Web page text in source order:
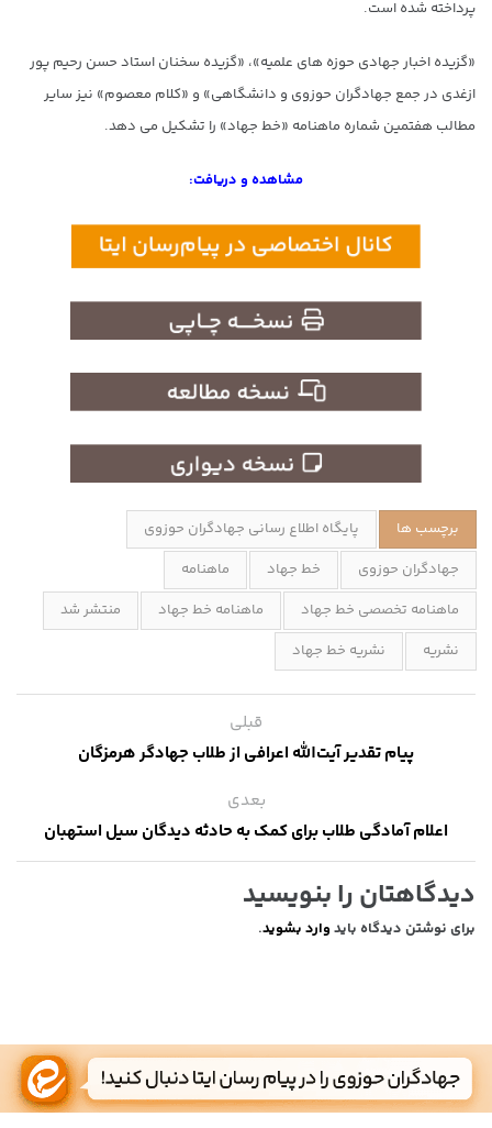
پرداخته شده است.
«گزیده اخبار جهادی حوزه های علمیه»، «گزیده سخنان استاد حسن رحیم پور
ازغدی در جمع جهادگران حوزوی و دانشگاهی» و «کلام معصوم» نیز سایر
مطالب هفتمین شماره ماهنامه «خط جهاد» را تشکیل می دهد.
مشاهده و دریافت:
برچسب ها
پایگاه اطلاع رسانی جهادگران حوزوی
جهادگران حوزوی
خط جهاد
ماهنامه
ماهنامه تخصصی خط جهاد
ماهنامه خط جهاد
منتشر شد
نشریه
نشریه خط جهاد
قبلی
پیام تقدیر آیت‌الله اعرافی از طلاب جهادگر هرمزگان
بعدی
اعلام آمادگی طلاب برای کمک به حادثه دیدگان سیل استهبان
دیدگاهتان را بنویسید
برای نوشتن دیدگاه باید وارد بشوید.